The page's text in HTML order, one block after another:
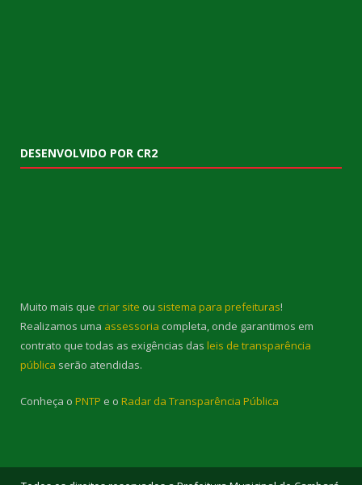
DESENVOLVIDO POR CR2
Muito mais que criar site ou sistema para prefeituras!
Realizamos uma assessoria completa, onde garantimos em
contrato que todas as exigências das leis de transparência
pública serão atendidas.
Conheça o PNTP e o Radar da Transparência Pública